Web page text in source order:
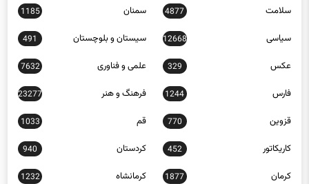
سلامت 4877 سمنان 1185
سیاسی 12668 سیستان و بلوچستان 491
عکس 329 علمی و فناوری 7632
فارس 1244 فرهنگ و هنر 23277
قزوین 770 قم 1033
کاریکاتور 452 کردستان 940
کرمان 1877 کرمانشاه 1232